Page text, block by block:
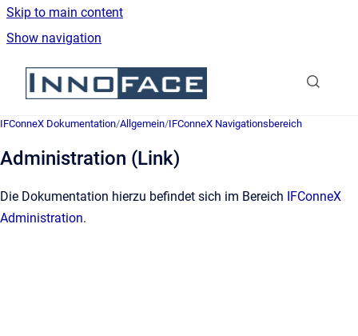
Skip to main content
Show navigation
Go to homepage
IFConneX Dokumentation/Allgemein/IFConneX Navigationsbereich
Administration (Link)
Die Dokumentation hierzu befindet sich im Bereich IFConneX
Administration.